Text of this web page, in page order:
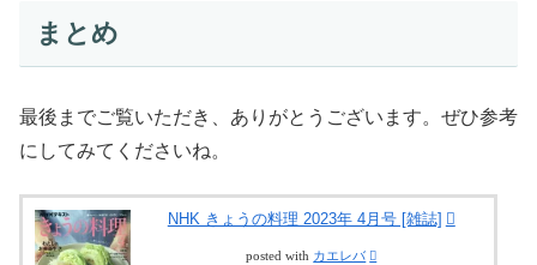
まとめ
最後までご覧いただき、ありがとうございます。ぜひ参考
にしてみてくださいね。
NHK きょうの料理 2023年 4月号 [雑誌]
posted with カエレバ